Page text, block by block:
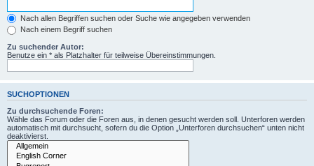
Nach allen Begriffen suchen oder Suche wie angegeben verwenden
Nach einem Begriff suchen
Zu suchender Autor:
Benutze ein * als Platzhalter für teilweise Übereinstimmungen.
SUCHOPTIONEN
Zu durchsuchende Foren:
Wähle das Forum oder die Foren aus, in denen gesucht werden soll. Unterforen werden
automatisch mit durchsucht, sofern du die Option „Unterforen durchsuchen“ unten nicht
deaktivierst.